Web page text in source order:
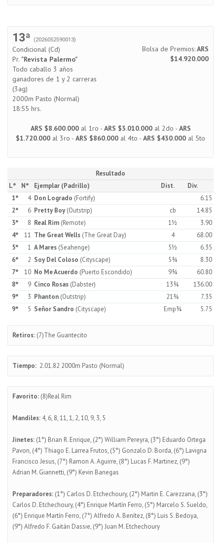
13ª (2026052590013)
Condicional (Cd)
Pr. "Revista Palermo"
Todo caballo 3 años
ganadores de 1 y 2 carreras
(3ag)
2000m Pasto (Normal)
18:55 hrs.
Bolsa de Premios:ARS
$14.920.000
ARS $8.600.000al 1ro - ARS $3.010.000al 2do - ARS
$1.720.000 al 3ro - ARS $860.000 al 4to - ARS $430.000 al 5to
Resultado
L°
N° Ejemplar (Padrillo) Dist.
Div.
1°
4 Don Logrado (Fortify)
6.15
2°
6 Pretty Boy (Outstrip) cb
14.85
3°
8 Real Rim (Remote) 1½
3.90
4°
11 The Great Wells (The Great Day) 4
68.00
5°
1 A Mares (Seahenge) 5½
6.35
6°
2 Soy Del Coloso (Cityscape) 5¾
8.30
7°
10 No Me Acuerdo (Puerto Escondido) 9¾
60.80
8°
9 Cinco Rosas (Dabster) 13¾
136.00
9°
3 Phanton (Outstrip) 21¾
7.35
9°
5 Señor Sandro (Cityscape) Emp¾ 5.75
Retiros: (7)The Guantecito
Tiempo: 2.01.82 2000m Pasto (Normal)
Favorito: (8)Real Rim
Mandiles: 4, 6, 8, 11, 1, 2, 10, 9, 3, 5
Jinetes: (1°) Brian R. Enrique, (2°) William Pereyra, (3°) Eduardo Ortega
Pavon, (4°) Thiago E. Larrea Frutos, (5°) Gonzalo D. Borda, (6°) Lavigna
Francisco Jesus, (7°) Ramon A. Aguirre, (8°) Lucas F. Martinez, (9°)
Adrian M. Giannetti, (9°) Kevin Banegas
Preparadores: (1°) Carlos D. Etchechoury, (2°) Martin E. Carezzana, (3°)
Carlos D. Etchechoury, (4°) Enrique Martín Ferro, (5°) Marcelo S. Sueldo,
(6°) Enrique Martín Ferro, (7°) Alfredo A. Benítez, (8°) Luis S. Bedoya,
(9°) Alfredo F. Gaitán Dassie, (9°) Juan M. Etchechoury